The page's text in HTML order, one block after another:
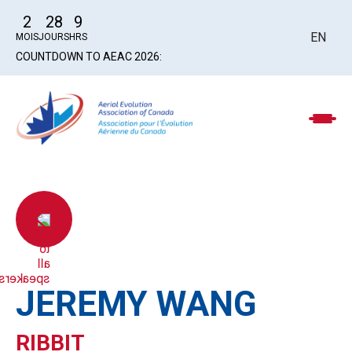
COUNTDOWN TO AEAC 2026:
2
MOIS
28
JOURS
9
HRS EN
JEREMY WANG
RIBBIT